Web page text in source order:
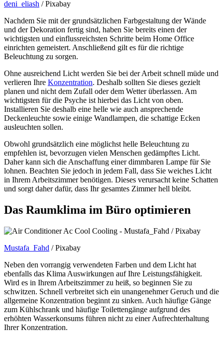
deni_eliash / Pixabay
Nachdem Sie mit der grundsätzlichen Farbgestaltung der Wände
und der Dekoration fertig sind, haben Sie bereits einen der
wichtigsten und einflussreichsten Schritte beim Home Office
einrichten gemeistert. Anschließend gilt es für die richtige
Beleuchtung zu sorgen.
Ohne ausreichend Licht werden Sie bei der Arbeit schnell müde und
verlieren Ihre Konzentration. Deshalb sollten Sie dieses gezielt
planen und nicht dem Zufall oder dem Wetter überlassen. Am
wichtigsten für die Psyche ist hierbei das Licht von oben.
Installieren Sie deshalb eine helle wie auch ansprechende
Deckenleuchte sowie einige Wandlampen, die schattige Ecken
ausleuchten sollen.
Obwohl grundsätzlich eine möglichst helle Beleuchtung zu
empfehlen ist, bevorzugen vielen Menschen gedämpftes Licht.
Daher kann sich die Anschaffung einer dimmbaren Lampe für Sie
lohnen. Beachten Sie jedoch in jedem Fall, dass Sie weiches Licht
in Ihrem Arbeitszimmer benötigen. Dieses verursacht keine Schatten
und sorgt daher dafür, dass Ihr gesamtes Zimmer hell bleibt.
Das Raumklima im Büro optimieren
Mustafa_Fahd / Pixabay
Neben den vorrangig verwendeten Farben und dem Licht hat
ebenfalls das Klima Auswirkungen auf Ihre Leistungsfähigkeit.
Wird es in Ihrem Arbeitszimmer zu heiß, so beginnen Sie zu
schwitzen. Schnell verbreitet sich ein unangenehmer Geruch und die
allgemeine Konzentration beginnt zu sinken. Auch häufige Gänge
zum Kühlschrank und häufige Toilettengänge aufgrund des
erhöhten Wasserkonsums führen nicht zu einer Aufrechterhaltung
Ihrer Konzentration.